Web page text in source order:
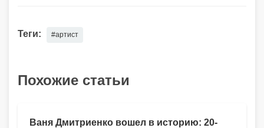
Теги: #артист
Похожие статьи
Ваня Дмитриенко вошел в историю: 20-